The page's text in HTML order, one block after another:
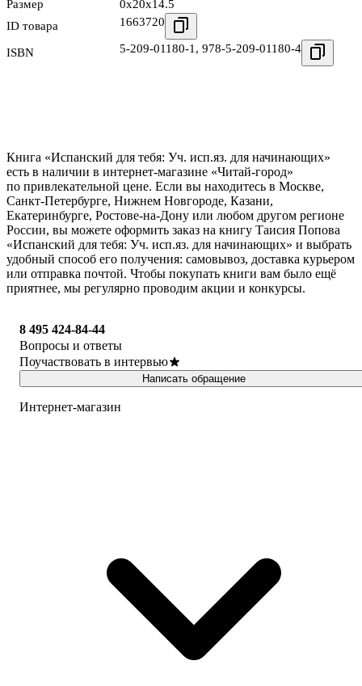
Размер
0x20x14.5
ID товара
1663720
ISBN 5-209-01180-1 , 978-5-209-01180-4
Книга «Испанский для тебя: Уч. исп.яз. для начинающих»
есть в наличии в интернет-магазине «Читай-город»
по привлекательной цене. Если вы находитесь в Москве,
Санкт-Петербурге, Нижнем Новгороде, Казани,
Екатеринбурге, Ростове-на-Дону или любом другом регионе
России, вы можете оформить заказ на книгу Таисия Попова
«Испанский для тебя: Уч. исп.яз. для начинающих» и выбрать
удобный способ его получения: самовывоз, доставка курьером
или отправка почтой. Чтобы покупать книги вам было ещё
приятнее, мы регулярно проводим акции и конкурсы.
8 495 424-84-44
Вопросы и ответы
Поучаствовать в интервью
Написать обращение
Интернет-магазин